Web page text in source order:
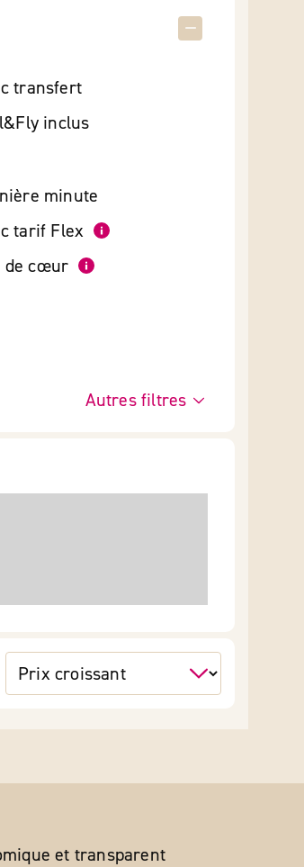
transfert
inclus
minute
tarif Flex
de cœur
Autres filtres
et transparent